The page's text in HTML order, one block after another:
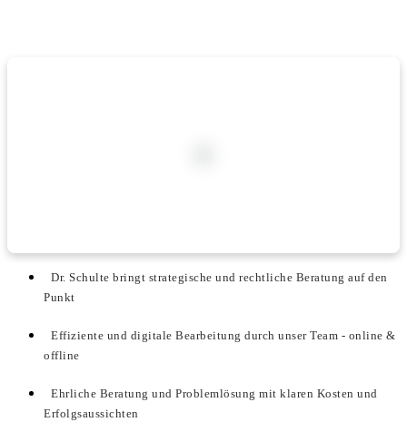
Dr. Schulte bringt strategische und rechtliche Beratung auf den
Punkt
Effiziente und digitale Bearbeitung durch unser Team - online &
offline
Ehrliche Beratung und Problemlösung mit klaren Kosten und
Erfolgsaussichten